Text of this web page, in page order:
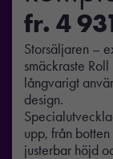
fr. 4
Storsäljaren –
smäckraste
långvarigt
design.
upp, från
justerbar höjd